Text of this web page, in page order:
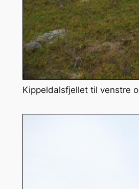
Kippeldalsfjellet til venstre